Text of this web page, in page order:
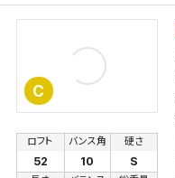
C
ロフト
52
バンス角
10
硬さ
S